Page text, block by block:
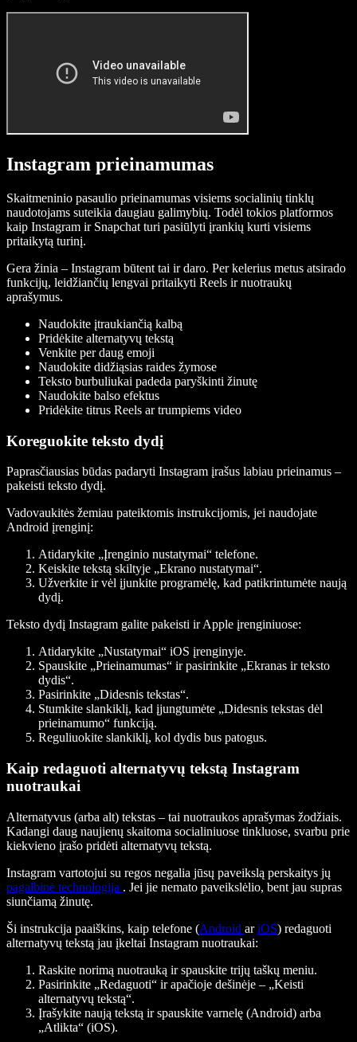
Instagram prieinamumas
Skaitmeninio pasaulio prieinamumas visiems socialinių tinklų
naudotojams suteikia daugiau galimybių. Todėl tokios platformos
kaip Instagram ir Snapchat turi pasiūlyti įrankių kurti visiems
pritaikytą turinį.
Gera žinia – Instagram būtent tai ir daro. Per kelerius metus atsirado
funkcijų, leidžiančių lengvai pritaikyti Reels ir nuotraukų
aprašymus.
Naudokite įtraukiančią kalbą
Pridėkite alternatyvų tekstą
Venkite per daug emoji
Naudokite didžiąsias raides žymose
Teksto burbuliukai padeda paryškinti žinutę
Naudokite balso efektus
Pridėkite titrus Reels ar trumpiems video
Koreguokite teksto dydį
Paprasčiausias būdas padaryti Instagram įrašus labiau prieinamus –
pakeisti teksto dydį.
Vadovaukitės žemiau pateiktomis instrukcijomis, jei naudojate
Android įrenginį:
Atidarykite „Įrenginio nustatymai“ telefone.
Keiskite tekstą skiltyje „Ekrano nustatymai“.
Užverkite ir vėl įjunkite programėlę, kad patikrintumėte naują
dydį.
Teksto dydį Instagram galite pakeisti ir Apple įrenginiuose:
Atidarykite „Nustatymai“ iOS įrenginyje.
Spauskite „Prieinamumas“ ir pasirinkite „Ekranas ir teksto
dydis“.
Pasirinkite „Didesnis tekstas“.
Stumkite slankiklį, kad įjungtumėte „Didesnis tekstas dėl
prieinamumo“ funkciją.
Reguliuokite slankiklį, kol dydis bus patogus.
Kaip redaguoti alternatyvų tekstą Instagram
nuotraukai
Alternatyvus (arba alt) tekstas – tai nuotraukos aprašymas žodžiais.
Kadangi daug naujienų skaitoma socialiniuose tinkluose, svarbu prie
kiekvieno įrašo pridėti alternatyvų tekstą.
Instagram vartotojui su regos negalia jūsų paveikslą perskaitys jų
pagalbinė technologija . Jei jie nemato paveikslėlio, bent jau supras
siunčiamą žinutę.
Ši instrukcija paaiškins, kaip telefone (Android ariOS) redaguoti
alternatyvų tekstą jau įkeltai Instagram nuotraukai:
Raskite norimą nuotrauką ir spauskite trijų taškų meniu.
Pasirinkite „Redaguoti“ ir apačioje dešinėje – „Keisti
alternatyvų tekstą“.
Įrašykite naują tekstą ir spauskite varnelę (Android) arba
„Atlikta“ (iOS).